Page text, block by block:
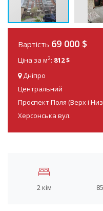
Вартість 69 000 $
Ціна за м2: 812 $
Дніпро
Центральний
Проспект Поля (Верх і
Херсонська вул.
2 кім